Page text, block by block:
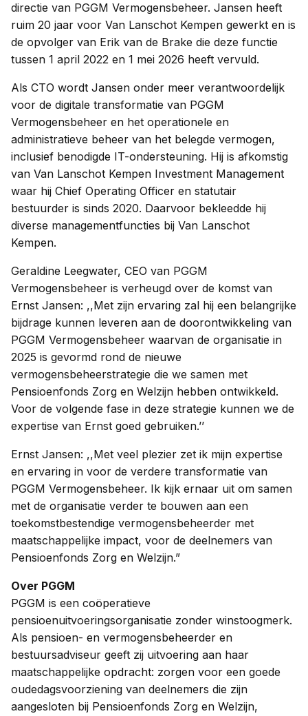
directie van PGGM Vermogensbeheer. Jansen heeft
ruim 20 jaar voor Van Lanschot Kempen gewerkt en is
de opvolger van Erik van de Brake die deze functie
tussen 1 april 2022 en 1 mei 2026 heeft vervuld.
Als CTO wordt Jansen onder meer verantwoordelijk
voor de digitale transformatie van PGGM
Vermogensbeheer en het operationele en
administratieve beheer van het belegde vermogen,
inclusief benodigde IT-ondersteuning. Hij is afkomstig
van Van Lanschot Kempen Investment Management
waar hij Chief Operating Officer en statutair
bestuurder is sinds 2020. Daarvoor bekleedde hij
diverse managementfuncties bij Van Lanschot
Kempen.
Geraldine Leegwater, CEO van PGGM
Vermogensbeheer is verheugd over de komst van
Ernst Jansen: ,,Met zijn ervaring zal hij een belangrijke
bijdrage kunnen leveren aan de doorontwikkeling van
PGGM Vermogensbeheer waarvan de organisatie in
2025 is gevormd rond de nieuwe
vermogensbeheerstrategie die we samen met
Pensioenfonds Zorg en Welzijn hebben ontwikkeld.
Voor de volgende fase in deze strategie kunnen we de
expertise van Ernst goed gebruiken.’’
Ernst Jansen: ,,Met veel plezier zet ik mijn expertise
en ervaring in voor de verdere transformatie van
PGGM Vermogensbeheer. Ik kijk ernaar uit om samen
met de organisatie verder te bouwen aan een
toekomstbestendige vermogensbeheerder met
maatschappelijke impact, voor de deelnemers van
Pensioenfonds Zorg en Welzijn.”
Over PGGM
PGGM is een coöperatieve
pensioenuitvoeringsorganisatie zonder winstoogmerk.
Als pensioen- en vermogensbeheerder en
bestuursadviseur geeft zij uitvoering aan haar
maatschappelijke opdracht: zorgen voor een goede
oudedagsvoorziening van deelnemers die zijn
aangesloten bij Pensioenfonds Zorg en Welzijn,